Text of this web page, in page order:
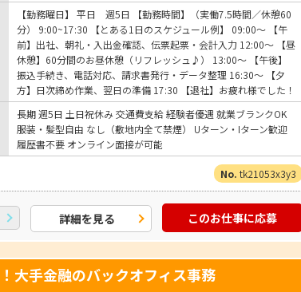
【勤務曜日】 平日 週5日 【勤務時間】（実働7.5時間／休憩60
分） 9:00~17:30 【とある1日のスケジュール例】 09:00〜 【午
前】出社、朝礼・入出金確認、伝票起票・会計入力 12:00〜 【昼
休憩】60分間のお昼休憩（リフレッシュ♪） 13:00〜 【午後】
振込手続き、電話対応、請求書発行・データ整理 16:30〜 【夕
方】日次締め作業、翌日の準備 17:30 【退社】お疲れ様でした！
長期 週5日 土日祝休み 交通費支給 経験者優遇 就業ブランクOK
服装・髪型自由 なし（敷地内全て禁煙） Uターン・Iターン歓迎
履歴書不要 オンライン面接が可能
tk21053x3y3
詳細を見る このお仕事に応募
大手金融のバックオフィス事務